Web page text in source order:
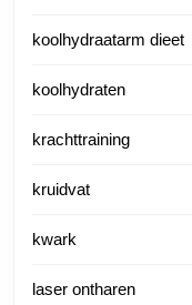
koolhydraatarm dieet
koolhydraten
krachttraining
kruidvat
kwark
laser ontharen